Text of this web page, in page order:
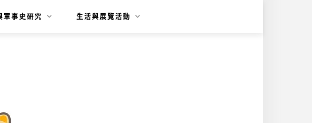
軍事史研究 生活與展覽活動